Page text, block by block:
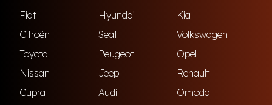
Fiat Hyundai
Kia
Citroën
Seat
Volkswagen
Toyota
Peugeot
Opel
Nissan
Jeep
Renault
Cupra
Audi
Omoda